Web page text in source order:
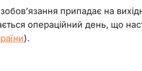
припадає на
операційний день, що
).